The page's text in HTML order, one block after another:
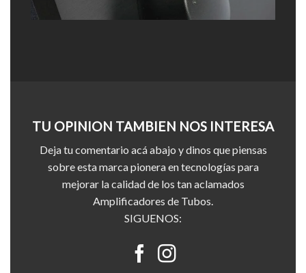
TU OPINION TAMBIEN NOS INTERESA
Deja tu comentario acá abajo y dinos que piensas
sobre esta marca pionera en tecnologías para
mejorar la calidad de los tan aclamados
Amplificadores de Tubos.
SIGUENOS: